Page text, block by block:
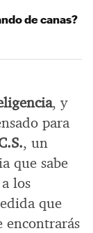
, y
para
, un
que sabe
los
que
encontrarás
de canas?